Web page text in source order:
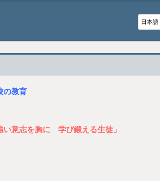
教育
意志を胸に 学び鍛える生徒」